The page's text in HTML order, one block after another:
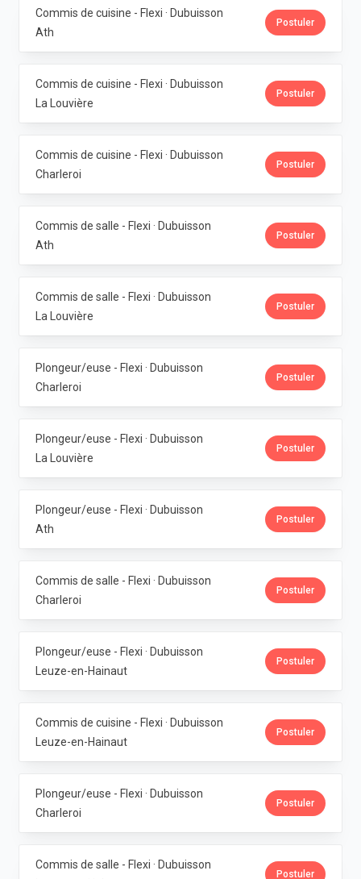
Commis de cuisine - Flexi · Dubuisson
Ath
Postuler
Commis de cuisine - Flexi · Dubuisson
La Louvière
Postuler
Commis de cuisine - Flexi · Dubuisson
Charleroi
Postuler
Commis de salle - Flexi · Dubuisson
Ath
Postuler
Commis de salle - Flexi · Dubuisson
La Louvière
Postuler
Plongeur/euse - Flexi · Dubuisson
Charleroi
Postuler
Plongeur/euse - Flexi · Dubuisson
La Louvière
Postuler
Plongeur/euse - Flexi · Dubuisson
Ath
Postuler
Commis de salle - Flexi · Dubuisson
Charleroi
Postuler
Plongeur/euse - Flexi · Dubuisson
Leuze-en-Hainaut
Postuler
Commis de cuisine - Flexi · Dubuisson
Leuze-en-Hainaut
Postuler
Plongeur/euse - Flexi · Dubuisson
Charleroi
Postuler
Commis de salle - Flexi · Dubuisson
Postuler